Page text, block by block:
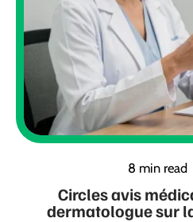
8 min read
Circles avis
dermatologue sur